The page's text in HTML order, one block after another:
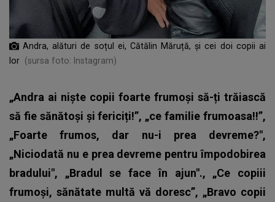
Andra, alături de soțul ei, Cătălin Măruță, și cei doi copii ai
lor (sursa foto: Instagram)
„Andra ai niște copii foarte frumoși să-ți trăiască
să fie sănătoși și fericiți!”, „ce familie frumoasa!!”,
„Foarte frumos, dar nu-i prea devreme?",
„Niciodată nu e prea devreme pentru împodobirea
bradului", „Bradul se face în ajun"., „Ce copiii
frumoși, sănătate multă vă doresc”, „Bravo copii